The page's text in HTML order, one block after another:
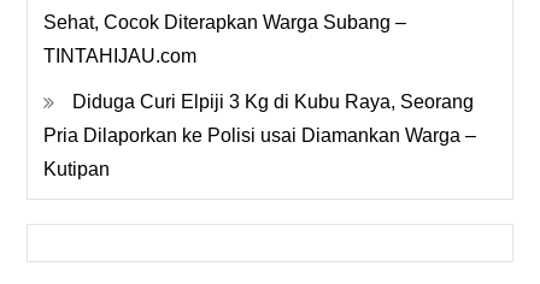
Sehat, Cocok Diterapkan Warga Subang –
TINTAHIJAU.com
Diduga Curi Elpiji 3 Kg di Kubu Raya, Seorang
Pria Dilaporkan ke Polisi usai Diamankan Warga –
Kutipan